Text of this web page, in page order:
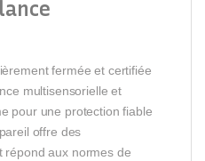
fermée et certifiée
multisensorielle et
pour une protection fiable
offre des
répond aux normes de